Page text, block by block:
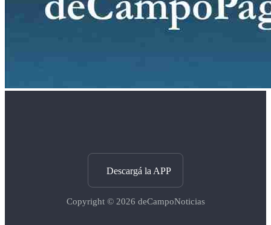
Descargá la APP
Copyright © 2026 deCampoNoticias